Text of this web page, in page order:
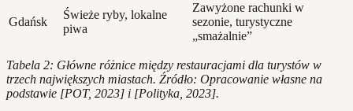
Gdańsk
Świeże ryby, lokalne
piwa
Zawyżone rachunki w
sezonie, turystyczne
„smażalnie”
Tabela 2: Główne różnice między restauracjami dla turystów w
trzech największych miastach. Źródło: Opracowanie własne na
podstawie [POT, 2023] i [Polityka, 2023].